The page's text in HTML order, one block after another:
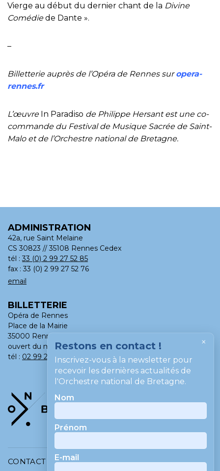
Vierge au début du dernier chant de la Divine
Comédiede Dante ».
–
Billetterie auprès de l’Opéra de Rennes suropera-
rennes.fr
L’œuvreIn Paradiso de Philippe Hersant est une co-
commande du Festival de Musique Sacrée de Saint-
Malo et de l’Orchestre nationalde Bretagne.
ADMINISTRATION
42a, rue Saint Melaine
CS 30823 // 35108 Rennes Cedex
tél :33 (0) 2 99 27 52 85
fax : 33 (0) 2 99 27 52 76
email
BILLETTERIE
Opéra de Rennes
Place de la Mairie
35000 Rennes
ouvert du mardi au samedi, de 13h à 18h
tél : 02 99 275 275
CONTACT
×
Restons en contact !
Inscrivez-vous à la newsletter pour
recevoir les dernières actualités de
l'Orchestre national de Bretagne.
Nom
Prénom
E-mail